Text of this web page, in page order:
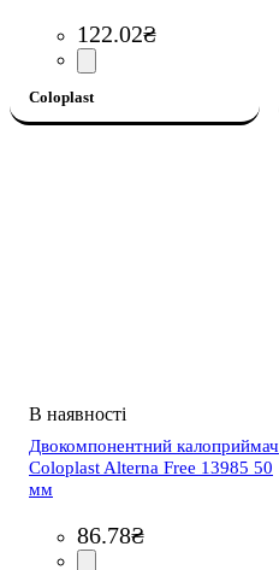
122.02₴
Coloplast
Двокомпонентний калоприймач
Coloplast Alterna Free 13985 50
мм
86.78₴